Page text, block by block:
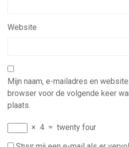
Website
Mijn naam, e-mailadres en
browser voor de volgende keer
plaats.
× 4 = twenty four